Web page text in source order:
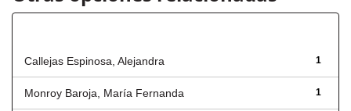
1
Callejas Espinosa, Alejandra
1
Monroy Baroja, María Fernanda